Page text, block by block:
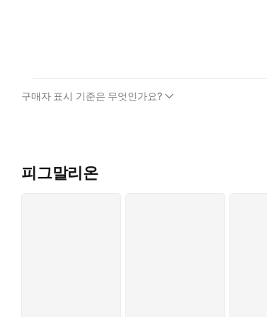
구매자 표시 기준은 무엇인가요?
피그말리온